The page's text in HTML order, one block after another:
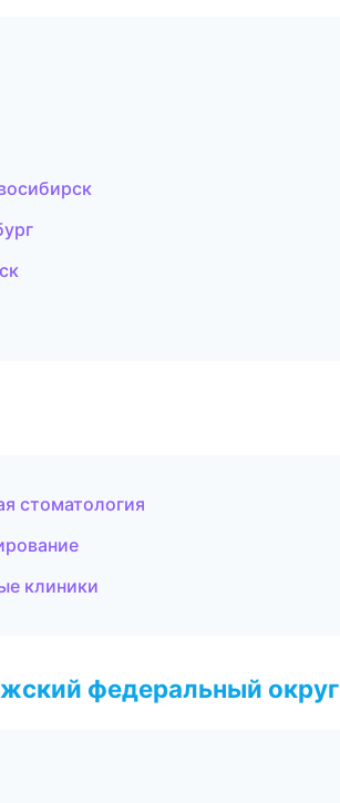
стоматология
клиники
федеральный округ